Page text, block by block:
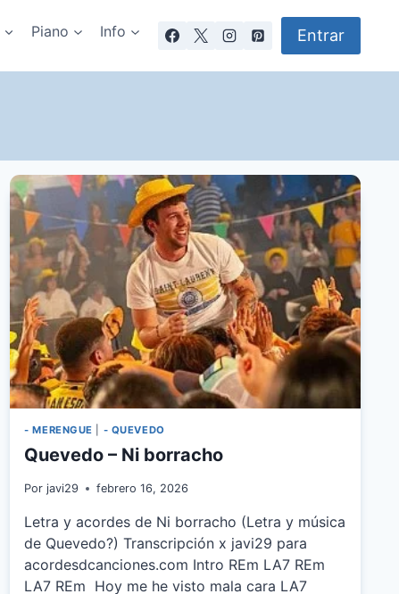
Piano Info Entrar
- MERENGUE - QUEVEDO
Quevedo – Ni borracho
Por javi29 febrero 16, 2026
Letra y acordes de Ni borracho (Letra y música
de Quevedo?) Transcripción x javi29 para
acordesdcanciones.com Intro REm LA7 REm
LA7 REm Hoy me he visto mala cara LA7